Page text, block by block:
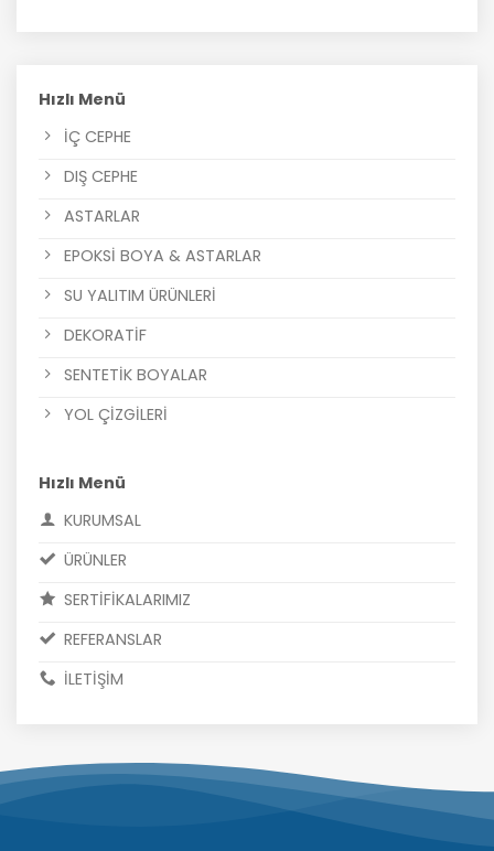
Hızlı Menü
İÇ CEPHE
DIŞ CEPHE
ASTARLAR
EPOKSİ BOYA & ASTARLAR
SU YALITIM ÜRÜNLERİ
DEKORATİF
SENTETİK BOYALAR
YOL ÇİZGİLERİ
Hızlı Menü
KURUMSAL
ÜRÜNLER
SERTİFİKALARIMIZ
REFERANSLAR
İLETİŞİM